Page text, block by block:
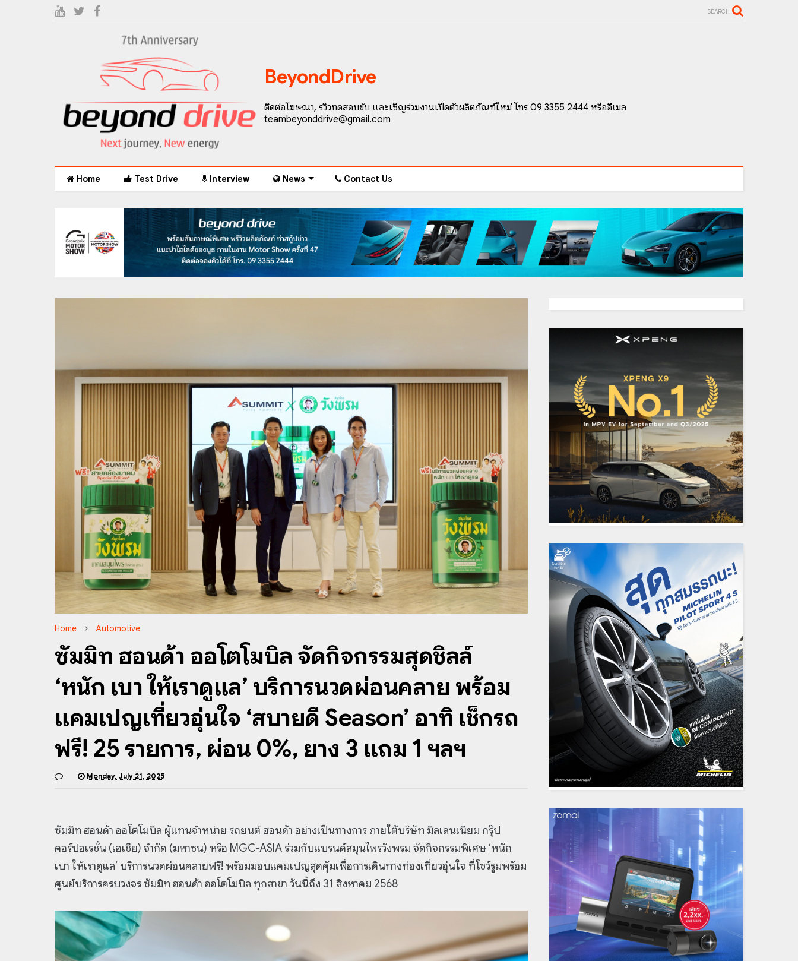
SEARCH
BeyondDrive
ติดต่อโฆษณา, รีวิวทดสอบขับ และเชิญร่วมงานเปิดตัวผลิตภัณฑ์ใหม่ โทร 09 3355 2444 หรืออีเมล
teambeyonddrive@gmail.com
Home Test Drive Interview News Contact Us
Home Automotive
ซัมมิท ฮอนด้า ออโต้โมบิล จัดกิจกรรมสุดชิลล์
‘หนัก เบา ให้เราดูแล’ บริการนวดผ่อนคลาย พร้อม
แคมเปญเที่ยวอุ่นใจ ‘สบายดี Season’ อาทิ เช็กรถ
ฟรี! 25 รายการ, ผ่อน 0%, ยาง 3 แถม 1 ฯลฯ
Monday, July 21, 2025
ซัมมิท ฮอนด้า ออโตโมบิล ผู้แทนจำหน่าย รถยนต์ ฮอนด้า อย่างเป็นทางการ ภายใต้บริษัท มิลเลนเนียม กรุ๊ป
คอร์ปอเรชั่น (เอเชีย) จำกัด (มหาชน) หรือ MGC-ASIA ร่วมกับแบรนด์สมุนไพรวังพรม จัดกิจกรรมพิเศษ ‘หนัก
เบา ให้เราดูแล’ บริการนวดผ่อนคลายฟรี! พร้อมมอบแคมเปญสุดคุ้มเพื่อการเดินทางท่องเที่ยวอุ่นใจ ที่โชว์รูมพร้อม
ศูนย์บริการครบวงจร ซัมมิท ฮอนด้า ออโตโมบิล ทุกสาขา วันนี้ถึง 31 สิงหาคม 2568